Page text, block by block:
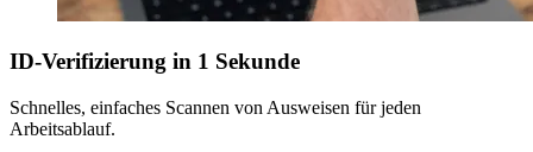
ID-Verifizierung in 1 Sekunde
Schnelles, einfaches Scannen von Ausweisen für jeden
Arbeitsablauf.